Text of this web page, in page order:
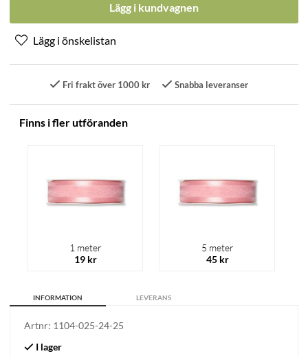
Lägg i kundvagnen
Fri frakt över 1000 kr Snabba leveranser
Finns i fler utföranden
1 meter
19 kr
5 meter
45 kr
INFORMATION LEVERANS
Artnr: 1104-025-24-25